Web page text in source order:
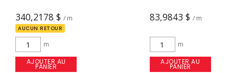
340,2178 $ / m
AUCUN RETOUR
m
AJOUTER AU
PANIER
83,9843 $ / m
m
AJOUTER AU
PANIER